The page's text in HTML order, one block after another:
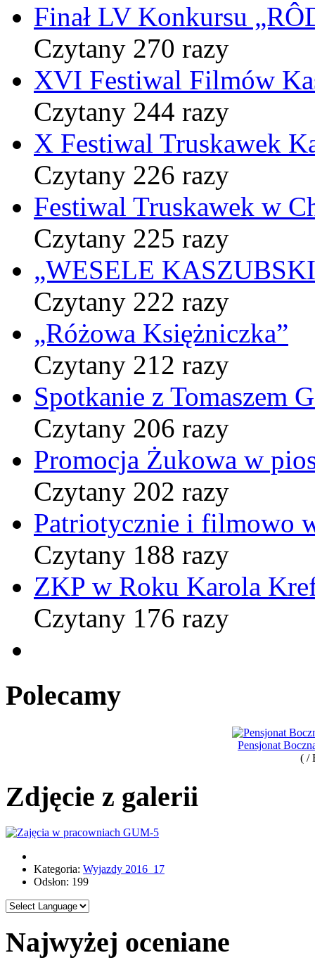
Finał LV Konkursu
Czytany 270 razy
XVI Festiwal Filmów
Czytany 244 razy
X Festiwal Truskawek
Czytany 226 razy
Festiwal Truskawek w
Czytany 225 razy
„WESELE
Czytany 222 razy
„Różowa Księżniczka”
Czytany 212 razy
Spotkanie z Tomaszem
Czytany 206 razy
Promocja Żukowa w
Czytany 202 razy
Patriotycznie i filmowo
Czytany 188 razy
ZKP w Roku Karola
Czytany 176 razy
Polecamy
Pensjonat
( /
Zdjęcie z galerii
Kategoria: Wyjazdy 2016_17
Odsłon: 199
Najwyżej oceniane